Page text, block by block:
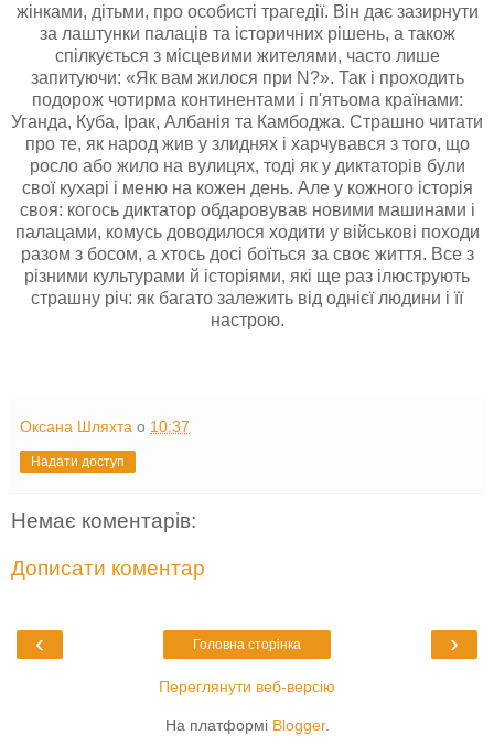
жінками, дітьми, про особисті трагедії. Він дає зазирнути
за лаштунки палаців та історичних рішень, а також
спілкується з місцевими жителями, часто лише
запитуючи: «Як вам жилося при N?». Так і проходить
подорож чотирма континентами і п'ятьома країнами:
Уганда, Куба, Ірак, Албанія та Камбоджа. Страшно читати
про те, як народ жив у злиднях і харчувався з того, що
росло або жило на вулицях, тоді як у диктаторів були
свої кухарі і меню на кожен день. Але у кожного історія
своя: когось диктатор обдаровував новими машинами і
палацами, комусь доводилося ходити у військові походи
разом з босом, а хтось досі боїться за своє життя. Все з
різними культурами й історіями, які ще раз ілюструють
страшну річ: як багато залежить від однієї людини і її
настрою.
Оксана Шляхта о 10:37
Надати доступ
Немає коментарів:
Дописати коментар
‹ ›
Головна сторінка
Переглянути веб-версію
На платформі Blogger.